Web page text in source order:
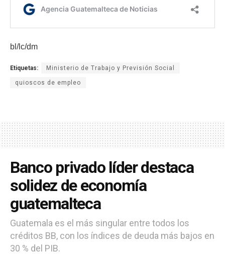
bl/lc/dm
Etiquetas: Ministerio de Trabajo y Previsión Social
quioscos de empleo
Banco privado líder destaca
solidez de economía
guatemalteca
Guatemala es el más singular entre todos los
créditos BB, con los índices de deuda más bajos en
30 % del PIB.